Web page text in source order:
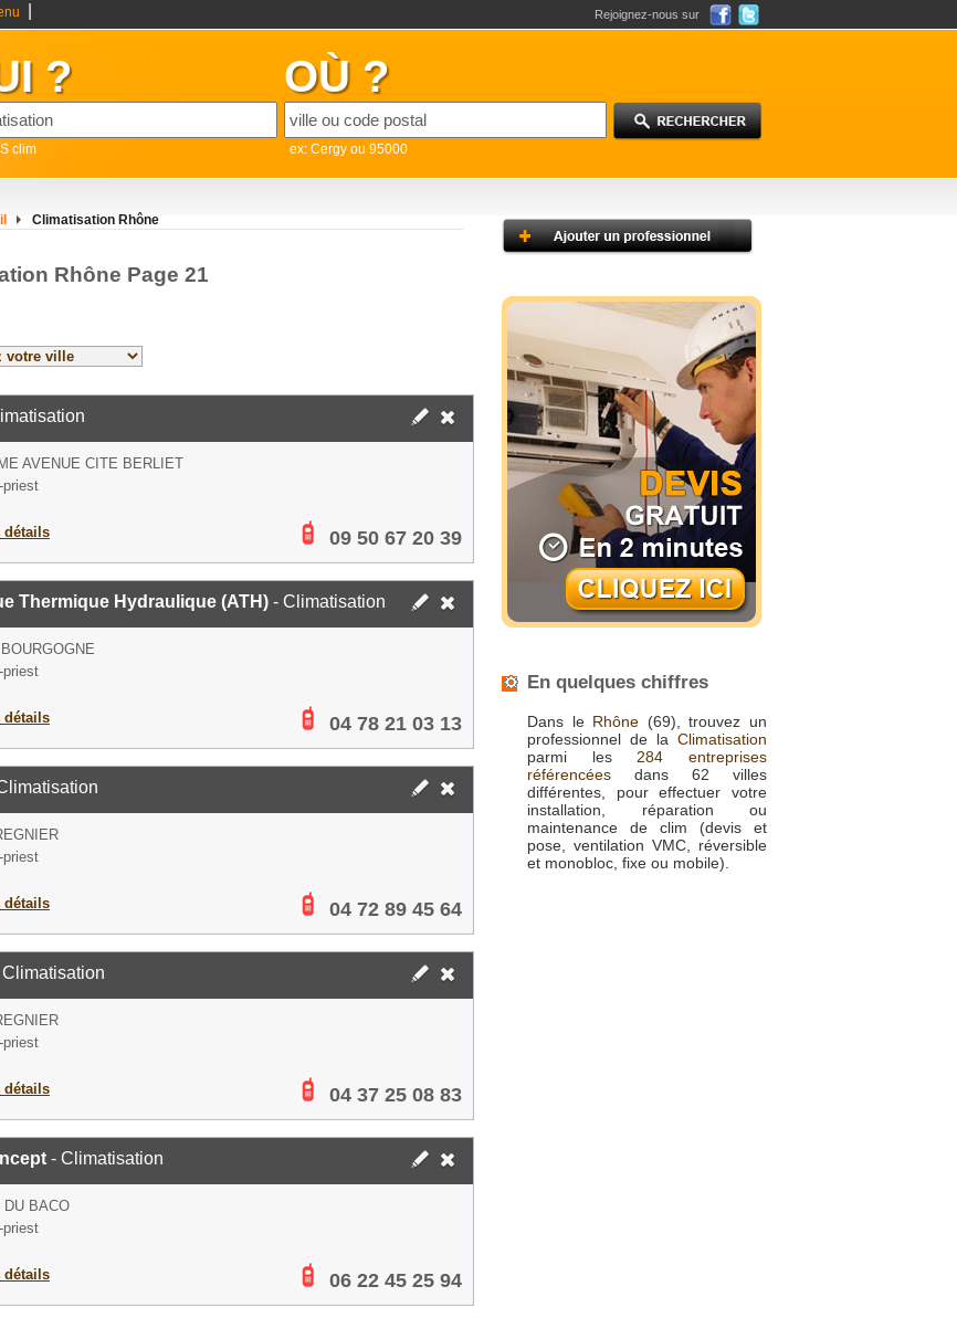
Rejoignez-nous sur
?
clim
OÙ ?
ex: Cergy ou 95000
Climatisation Rhône
Rhône Page 21
AVENUE CITE BERLIET
priest
détails 09 50 67 20 39
Thermique Hydraulique (ATH) - Climatisation
priest
détails 04 78 21 03 13
priest
détails 04 72 89 45 64
Climatisation
priest
détails 04 37 25 08 83
- Climatisation
DU BACO
priest
détails 06 22 45 25 94
En quelques chiffres
Dans le Rhône (69), trouvez un
professionnel de la Climatisation
parmi les 284 entreprises
référencées dans 62 villes
différentes, pour effectuer votre
installation, réparation ou
maintenance de clim (devis et
pose, ventilation VMC, réversible
et monobloc, fixe ou mobile).